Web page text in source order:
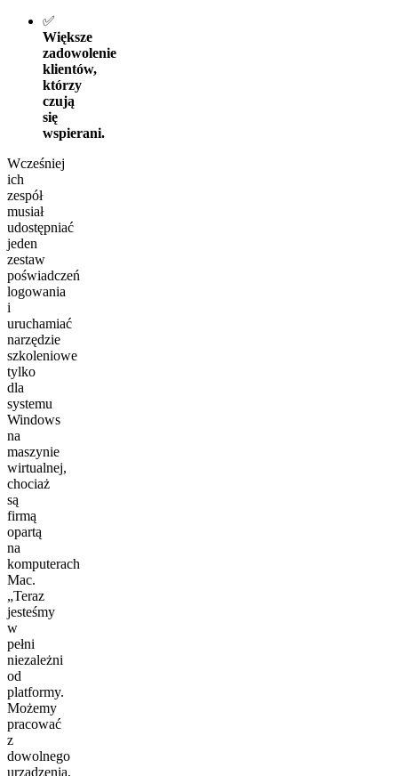
✅
Większe
zadowolenie
klientów,
którzy
czują
się
wspierani.
Wcześniej
ich
zespół
musiał
udostępniać
jeden
zestaw
poświadczeń
logowania
i
uruchamiać
narzędzie
szkoleniowe
tylko
dla
systemu
Windows
na
maszynie
wirtualnej,
chociaż
są
firmą
opartą
na
komputerach
Mac.
„Teraz
jesteśmy
w
pełni
niezależni
od
platformy.
Możemy
pracować
z
dowolnego
urządzenia,